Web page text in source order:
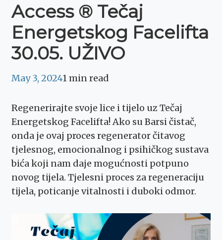
Access ® Tečaj
Energetskog Facelifta
30.05. UŽIVO
May 3, 20241 min read
Regenerirajte svoje lice i tijelo uz Tečaj
Energetskog Facelifta! Ako su Barsi čistač,
onda je ovaj proces regenerator čitavog
tjelesnog, emocionalnog i psihičkog sustava
bića koji nam daje mogućnosti potpuno
novog tijela. Tjelesni proces za regeneraciju
tijela, poticanje vitalnosti i duboki odmor.